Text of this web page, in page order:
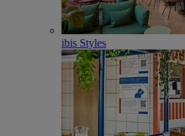
ibis Styles